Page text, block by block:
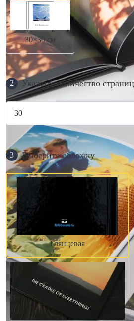
30×30 см
2 Укажите количество страниц
3 Выберите обложку
Глянцевая